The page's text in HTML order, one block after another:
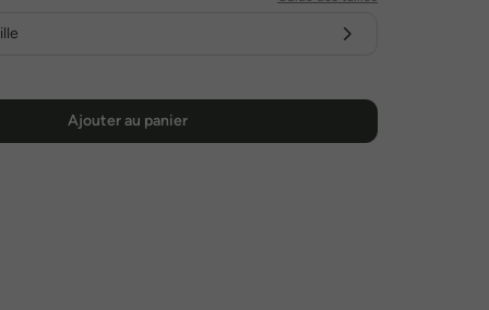
Ajouter au panier